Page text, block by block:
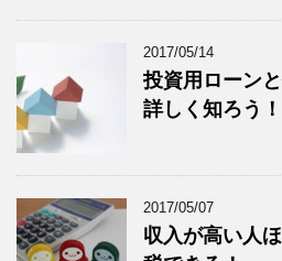
2017/05/14
投資用ローン
詳しく知ろう！
2017/05/07
収入が高い人